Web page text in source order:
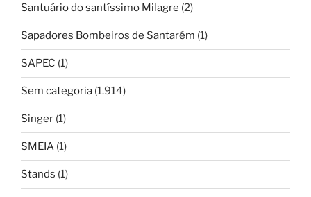
Santuário do santíssimo Milagre (2)
Sapadores Bombeiros de Santarém (1)
SAPEC (1)
Sem categoria (1.914)
Singer (1)
SMEIA (1)
Stands (1)